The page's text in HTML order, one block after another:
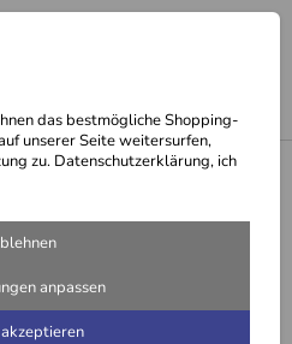
das bestmögliche Shopping-
unserer Seite weitersurfen,
zu. Datenschutzerklärung, ich
anpassen
Sortieren